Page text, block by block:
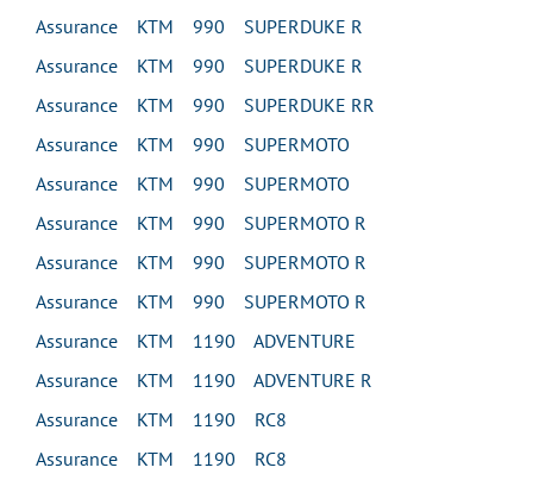
Assurance KTM 990 SUPERDUKE R
Assurance KTM 990 SUPERDUKE R
Assurance KTM 990 SUPERDUKE RR
Assurance KTM 990 SUPERMOTO
Assurance KTM 990 SUPERMOTO
Assurance KTM 990 SUPERMOTO R
Assurance KTM 990 SUPERMOTO R
Assurance KTM 990 SUPERMOTO R
Assurance KTM 1190 ADVENTURE
Assurance KTM 1190 ADVENTURE R
Assurance KTM 1190 RC8
Assurance KTM 1190 RC8